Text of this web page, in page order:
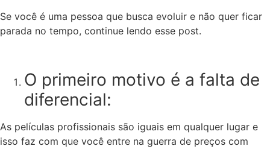
Se você é uma pessoa que busca evoluir e não quer ficar
parada no tempo, continue lendo esse post.
O primeiro motivo é a falta de
diferencial:
As películas profissionais são iguais em qualquer lugar e
isso faz com que você entre na guerra de preços com